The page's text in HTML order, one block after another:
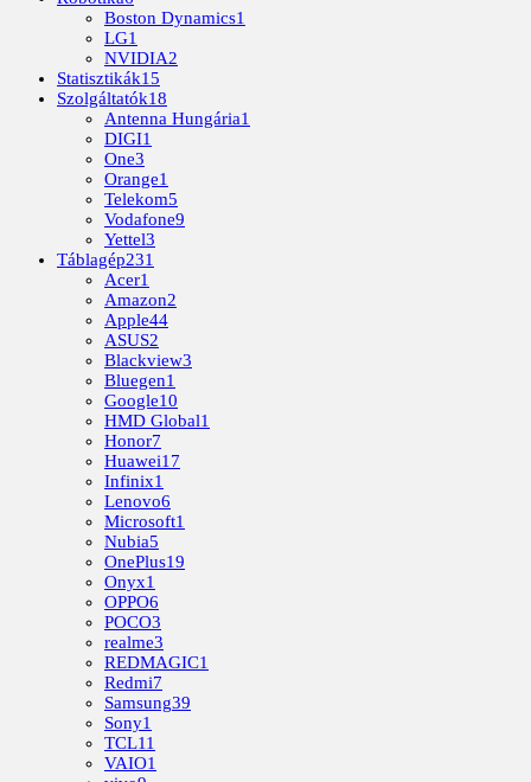
Boston Dynamics1
LG1
NVIDIA2
Statisztikák15
Szolgáltatók18
Antenna Hungária1
DIGI1
One3
Orange1
Telekom5
Vodafone9
Yettel3
Táblagép231
Acer1
Amazon2
Apple44
ASUS2
Blackview3
Bluegen1
Google10
HMD Global1
Honor7
Huawei17
Infinix1
Lenovo6
Microsoft1
Nubia5
OnePlus19
Onyx1
OPPO6
POCO3
realme3
REDMAGIC1
Redmi7
Samsung39
Sony1
TCL11
VAIO1